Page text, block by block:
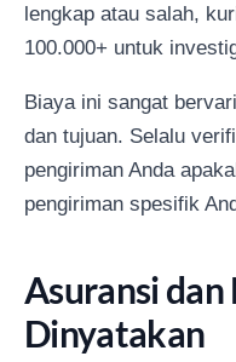
lengkap atau salah,
100.000+ untuk
Biaya ini sangat
dan tujuan. Selalu
pengiriman Anda
pengiriman spesifik
Asuransi
Dinyatakan